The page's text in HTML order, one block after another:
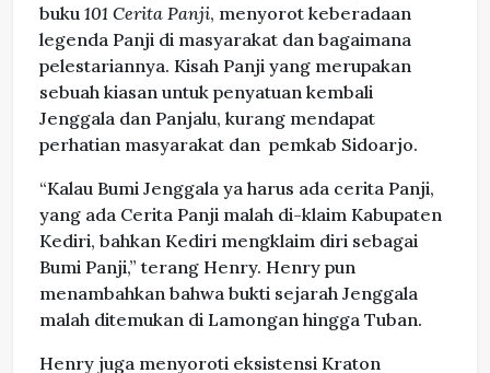
buku 101 Cerita Panji, menyorot keberadaan
legenda Panji di masyarakat dan bagaimana
pelestariannya. Kisah Panji yang merupakan
sebuah kiasan untuk penyatuan kembali
Jenggala dan Panjalu, kurang mendapat
perhatian masyarakat dan pemkab Sidoarjo.
“Kalau Bumi Jenggala ya harus ada cerita Panji,
yang ada Cerita Panji malah di-klaim Kabupaten
Kediri, bahkan Kediri mengklaim diri sebagai
Bumi Panji,” terang Henry. Henry pun
menambahkan bahwa bukti sejarah Jenggala
malah ditemukan di Lamongan hingga Tuban.
Henry juga menyoroti eksistensi Kraton